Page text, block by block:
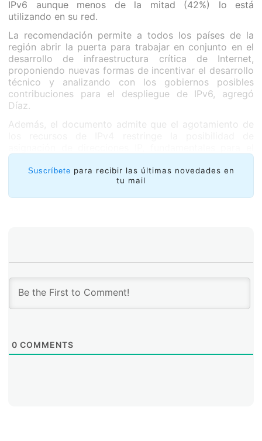
IPv6 aunque menos de la mitad (42%) lo está
utilizando en su red.
La recomendación permite a todos los países de la
región abrir la puerta para trabajar en conjunto en el
desarrollo de infraestructura crítica de Internet,
proponiendo nuevas formas de incentivar el desarrollo
técnico y analizando con los gobiernos posibles
contribuciones para el despliegue de IPv6, agregó
Díaz.
Además, el documento admite que el agotamiento de
crecimiento y desarrollo de Internet, además de la
implantación de soluciones de la llamada Internet de
las cosas (IoT), en donde se requieren de mayores
recursos de numeración, siendo el IPv6 una de las
Suscríbete para recibir las últimas novedades en
tu mail
0 COMMENTS